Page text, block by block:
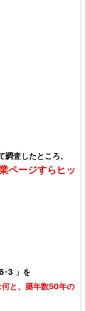
調査したところ、
ページすらヒッ
3 」を
何と、築年数50年の